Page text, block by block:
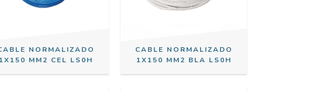
NORMALIZADO
1X150 MM2 CEL LS0H
CABLE NORMALIZADO
1X150 MM2 BLA LS0H